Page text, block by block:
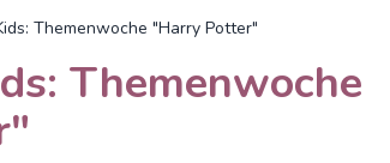
Themenwoche "Harry Potter"
Themenwoche